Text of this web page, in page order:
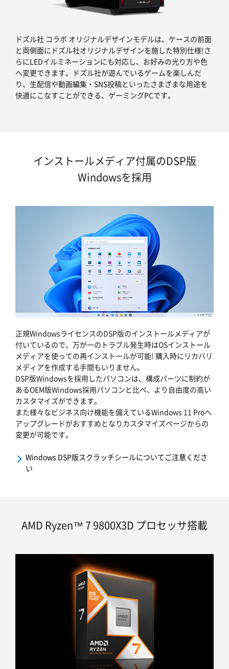
ドズル社 コラボ オリジナルデザインモデルは、ケースの前面
と両側面にドズル社オリジナルデザインを施した特別仕様!さ
らにLEDイルミネーションにも対応し、お好みの光り方や色
へ変更できます。ドズル社が遊んでいるゲームを楽しんだ
り、生配信や動画編集・SNS投稿といったさまざまな用途を
快適にこなすことができる、ゲーミングPCです。
インストールメディア付属のDSP版
Windowsを採用
正規WindowsライセンスのDSP版のインストールメディアが
付いているので、万が一のトラブル発生時はOSインストール
メディアを使っての再インストールが可能! 購入時にリカバリ
メディアを作成する手間もいりません。
DSP版Windowsを採用したパソコンは、構成パーツに制約が
あるOEM版Windows採用パソコンと比べ、より自由度の高い
カスタマイズができます。
また様々なビジネス向け機能を備えているWindows 11 Proへ
アップグレードがおすすめとなりカスタマイズページからの
変更が可能です。
Windows DSP版スクラッチシールについてご注意くださ
い
AMD Ryzen™ 7 9800X3D プロセッサ搭載